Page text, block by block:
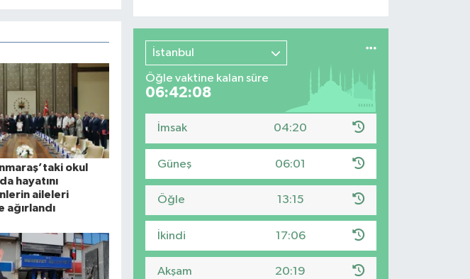
okul
hayatını
aileleri
ağırlandı
İstanbul
Öğle vaktine kalan süre
06:42:07
İmsak 04:20
Güneş 06:01
Öğle 13:15
İkindi 17:06
Akşam 20:19